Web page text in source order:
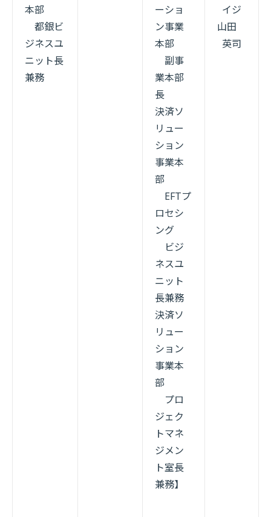
本部
都銀ビ
ジネスユ
ニット長
兼務
ーショ
ン事業
本部
副事
業本部
長
決済ソ
リュー
ション
事業本
部
EFTプ
ロセシ
ング
ビジ
ネスユ
ニット
長兼務
決済ソ
リュー
ション
事業本
部
プロ
ジェク
トマネ
ジメン
ト室長
兼務】
イジ
山田
英司